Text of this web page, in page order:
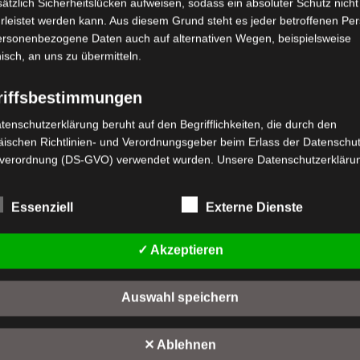
VORDERGABEL
IN DEN WARENKORB
VM4 SITZBEHÄLTER
KUNSTSTOFF
mit
von
VM4
werden kann. Aus diesem Grund steht es jeder betroffenen
Daten auch auf alternativen Wegen, beispielsweise
an uns zu übermitteln.
beruht auf den Begrifflichkeiten, die durch den
Richtlinien- und Verordnungsgeber beim Erlass der
(DS-GVO) verwendet wurden. Unsere
lesbar und verständlich sein. Um dies zu gewährleisten, möchten wir
Begrifflichkeiten erläutern.
in dieser Datenschutzerklärung unter anderem die folgenden
a) personenbezogene Daten
Personenbezogene Daten sind alle Informationen, die sich auf eine
identifizierte oder identifizierbare natürliche Person (im Folgenden
"betroffene Person") beziehen. Als identifizierbar wird eine natürliche
Essenziell Externe Dienste
✓ Akzeptieren
Auswahl speichern
✕ Ablehnen